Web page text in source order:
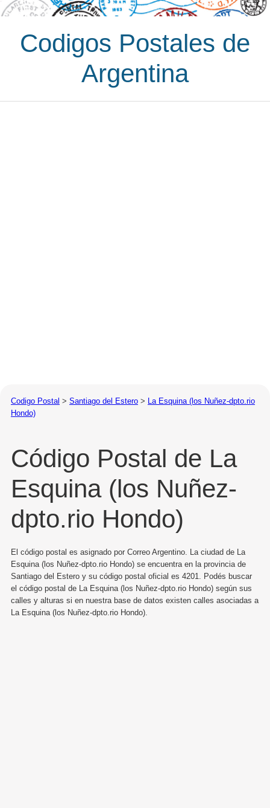
Codigos Postales de
Argentina
Codigo Postal > Santiago del Estero > La Esquina (los Nuñez-dpto.rio
Hondo)
Código Postal de La
Esquina (los Nuñez-
dpto.rio Hondo)
El código postal es asignado por Correo Argentino. La ciudad de La
Esquina (los Nuñez-dpto.rio Hondo) se encuentra en la provincia de
Santiago del Estero y su código postal oficial es 4201. Podés buscar
el código postal de La Esquina (los Nuñez-dpto.rio Hondo) según sus
calles y alturas si en nuestra base de datos existen calles asociadas a
La Esquina (los Nuñez-dpto.rio Hondo).